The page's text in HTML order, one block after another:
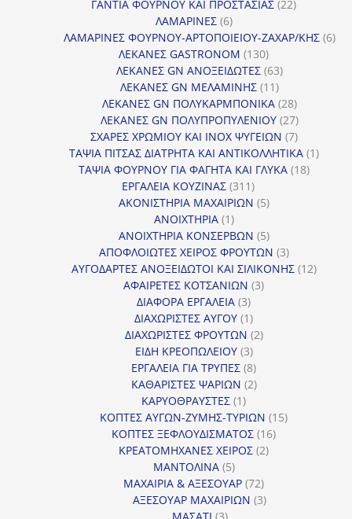
προϊόντα
ΓΑΝΤΙΑ ΦΟΥΡΝΟΥ ΚΑΙ ΠΡΟΣΤΑΣΙΑΣ 2222
ΛΑΜΑΡΙΝΕΣ 66
προϊόντα
ΛΑΜΑΡΙΝΕΣ ΦΟΥΡΝΟΥ-ΑΡΤΟΠΟΙΕΙΟΥ-ΖΑΧΑΡ/ΚΗΣ 66
ΛΕΚΑΝΕΣ GASTRONOM 130130
προϊόντα
ΛΕΚΑΝΕΣ GN ΑΝΟΞΕΙΔΩΤΕΣ 6363
ΛΕΚΑΝΕΣ GN ΜΕΛΑΜΙΝΗΣ 1111
προϊόντα
ΛΕΚΑΝΕΣ GN ΠΟΛΥΚΑΡΜΠΟΝΙΚΑ 2828
προϊόντα
ΛΕΚΑΝΕΣ GN ΠΟΛΥΠΡΟΠΥΛΕΝΙΟΥ 2727
προϊόντα
ΣΧΑΡΕΣ ΧΡΩΜΙΟΥ ΚΑΙ INOX ΨΥΓΕΙΩΝ 77
προϊόντα
ΤΑΨΙΑ ΠΙΤΣΑΣ ΔΙΑΤΡΗΤΑ ΚΑΙ ΑΝΤΙΚΟΛΛΗΤΙΚΑ 11
ΤΑΨΙΑ ΦΟΥΡΝΟΥ ΓΙΑ ΦΑΓΗΤΑ ΚΑΙ ΓΛΥΚΑ 1818
ΕΡΓΑΛΕΙΑ ΚΟΥΖΙΝΑΣ 311311
προϊόντα
ΑΚΟΝΙΣΤΗΡΙΑ ΜΑΧΑΙΡΙΩΝ 55
ΑΝΟΙΧΤΗΡΙΑ 11
προϊόν
ΑΝΟΙΧΤΗΡΙΑ ΚΟΝΣΕΡΒΩΝ 55
προϊόντα
ΑΠΟΦΛΟΙΩΤΕΣ ΧΕΙΡΟΣ ΦΡΟΥΤΩΝ 33
προϊόντα
ΑΥΓΟΔΑΡΤΕΣ ΑΝΟΞΕΙΔΩΤΟΙ ΚΑΙ ΣΙΛΙΚΟΝΗΣ 1212
ΑΦΑΙΡΕΤΕΣ ΚΟΤΣΑΝΙΩΝ 33
ΔΙΑΦΟΡΑ ΕΡΓΑΛΕΙΑ 33
προϊόντα
ΔΙΑΧΩΡΙΣΤΕΣ ΑΥΓΟΥ 11
προϊόν
ΔΙΑΧΩΡΙΣΤΕΣ ΦΡΟΥΤΩΝ 22
ΕΙΔΗ ΚΡΕΟΠΩΛΕΙΟΥ 33
προϊόντα
ΕΡΓΑΛΕΙΑ ΓΙΑ ΤΡΥΠΕΣ 88
προϊόντα
ΚΑΘΑΡΙΣΤΕΣ ΨΑΡΙΩΝ 22
ΚΑΡΥΟΘΡΑΥΣΤΕΣ 11
προϊόν
ΚΟΠΤΕΣ ΑΥΓΩΝ-ΖΥΜΗΣ-ΤΥΡΙΩΝ 1515
ΚΟΠΤΕΣ ΞΕΦΛΟΥΔΙΣΜΑΤΟΣ 1616
ΚΡΕΑΤΟΜΗΧΑΝΕΣ ΧΕΙΡΟΣ 22
ΜΑΝΤΟΛΙΝΑ 55
προϊόντα
ΜΑΧΑΙΡΙΑ & ΑΞΕΣΟΥΑΡ 7272
προϊόντα
ΑΞΕΣΟΥΑΡ ΜΑΧΑΙΡΙΩΝ 33
3